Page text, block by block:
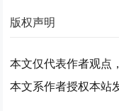
版权声明
本文仅代表作者观点
本文系作者授权本站